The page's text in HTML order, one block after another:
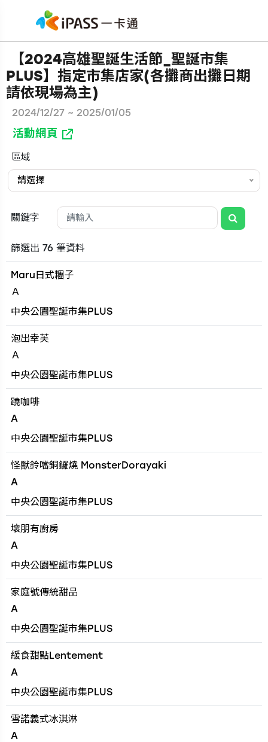
【2024高雄聖誕生活節_聖誕市集
PLUS】指定市集店家(各攤商出攤日期
請依現場為主)
2024/12/27 ~ 2025/01/05
活動網頁
區域
請選擇
關鍵字
篩選出 76 筆資料
Maru日式糰子
Ａ
中央公園聖誕市集PLUS
泡出幸芙
Ａ
中央公園聖誕市集PLUS
蹺咖啡
A
中央公園聖誕市集PLUS
怪獸鈴噹銅鑼燒 MonsterDorayaki
A
中央公園聖誕市集PLUS
壞朋有廚房
A
中央公園聖誕市集PLUS
家庭號傳統甜品
A
中央公園聖誕市集PLUS
緩食甜點Lentement
A
中央公園聖誕市集PLUS
雪諾義式冰淇淋
A